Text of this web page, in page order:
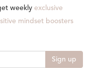
weekly exclusive
mindset boosters